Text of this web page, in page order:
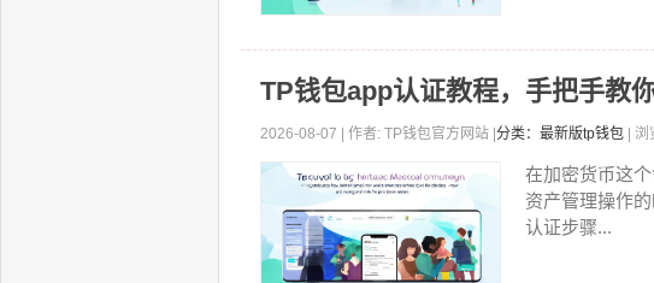
TP钱包app认证教程，手把手教
2026-08-07 | 作者: TP钱包官方网站 | 分类：最新版tp钱包 |
在加密货币这
资产管理操作
认证步骤...